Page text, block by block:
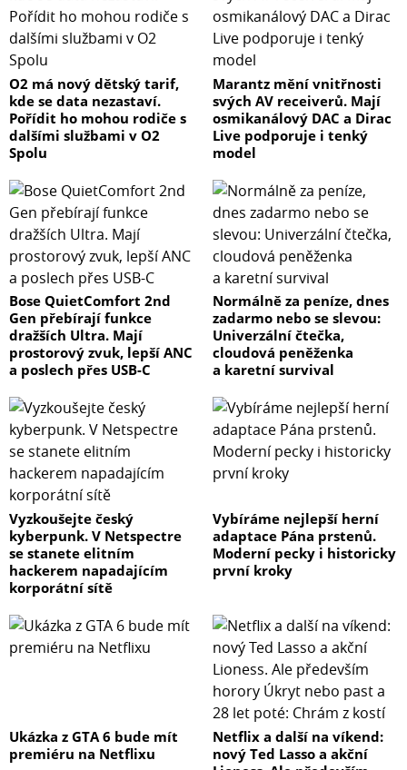
O2 má nový dětský tarif,
kde se data nezastaví.
Pořídit ho mohou rodiče s
dalšími službami v O2
Spolu
Marantz mění vnitřnosti
svých AV receiverů. Mají
osmikanálový DAC a Dirac
Live podporuje i tenký
model
Bose QuietComfort 2nd
Gen přebírají funkce
dražších Ultra. Mají
prostorový zvuk, lepší ANC
a poslech přes USB-C
Normálně za peníze, dnes
zadarmo nebo se slevou:
Univerzální čtečka,
cloudová peněženka
a karetní survival
Vyzkoušejte český
kyberpunk. V Netspectre
se stanete elitním
hackerem napadajícím
korporátní sítě
Vybíráme nejlepší herní
adaptace Pána prstenů.
Moderní pecky i historicky
první kroky
Ukázka z GTA 6 bude mít
premiéru na Netflixu
Netflix a další na víkend:
nový Ted Lasso a akční